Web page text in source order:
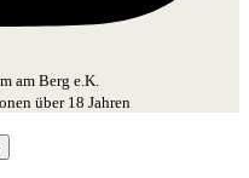
am Berg e.K.
über 18 Jahren